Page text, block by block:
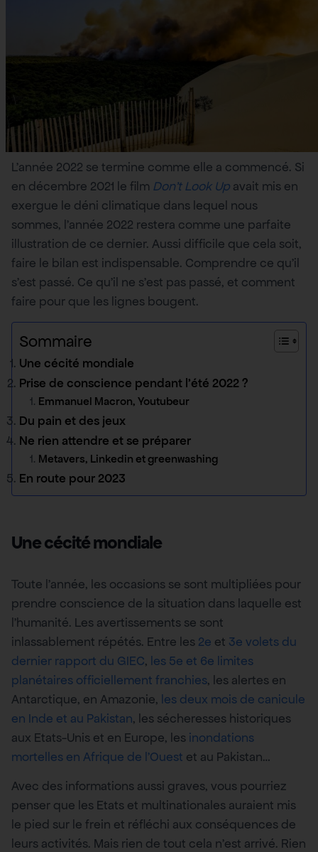
L’année 2022 se termine comme elle a commencé. Si
en décembre 2021 le film Don’t Look Up avait mis en
exergue le déni climatique dans lequel nous
sommes, l’année 2022 restera comme une parfaite
illustration de ce dernier. Aussi difficile que cela soit,
faire le bilan est indispensable. Comprendre ce qu’il
s’est passé. Ce qu’il ne s’est pas passé, et comment
faire pour que les lignes bougent.
Sommaire
Une cécité mondiale
Prise de conscience pendant l’été 2022 ?
Emmanuel Macron, Youtubeur
Du pain et des jeux
Ne rien attendre et se préparer
Metavers, Linkedin et greenwashing
En route pour 2023
Une cécité mondiale
Toute l’année, les occasions se sont multipliées pour
prendre conscience de la situation dans laquelle est
l’humanité. Les avertissements se sont
inlassablement répétés. Entre les 2e et 3e volets du
dernier rapport du GIEC, les 5e et 6e limites
planétaires officiellement franchies, les alertes en
Antarctique, en Amazonie, les deux mois de canicule
en Inde et au Pakistan, les sécheresses historiques
aux Etats-Unis et en Europe, les inondations
mortelles en Afrique de l’Ouest et au Pakistan…
Avec des informations aussi graves, vous pourriez
penser que les Etats et multinationales auraient mis
le pied sur le frein et réfléchi aux conséquences de
leurs activités. Mais rien de tout cela n’est arrivé. Rien